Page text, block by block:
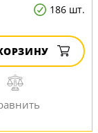
186 шт.